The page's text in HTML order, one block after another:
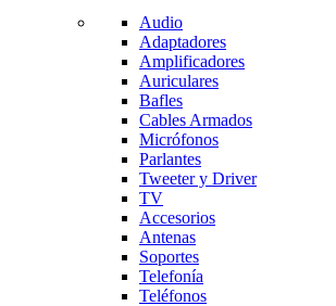
Audio
Adaptadores
Amplificadores
Auriculares
Bafles
Cables Armados
Micrófonos
Parlantes
Tweeter y Driver
TV
Accesorios
Antenas
Soportes
Telefonía
Teléfonos